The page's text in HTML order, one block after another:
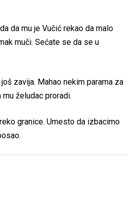
da mu je Vučić rekao da malo
muči. Sećate se da se u
zavija. Mahao nekim parama za
želudac proradi.
granice. Umesto da izbacimo